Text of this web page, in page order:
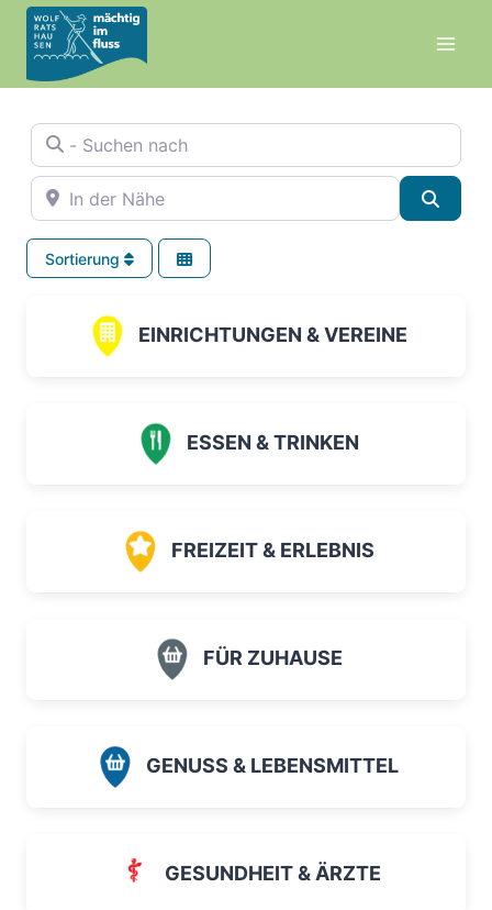
Zum
Inhalt
springen
- Suchen nach
In der Nähe
Sortierung
EINRICHTUNGEN & VEREINE
ESSEN & TRINKEN
FREIZEIT & ERLEBNIS
FÜR ZUHAUSE
GENUSS & LEBENSMITTEL
GESUNDHEIT & ÄRZTE